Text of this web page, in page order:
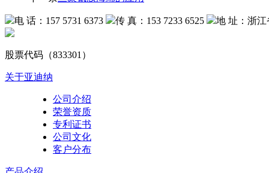
电 话：157 5731 6373 传 真：153 7233 6525 地 址：浙江
股票代码（833301）
关于亚迪纳
公司介绍
荣誉资质
专利证书
公司文化
客户分布